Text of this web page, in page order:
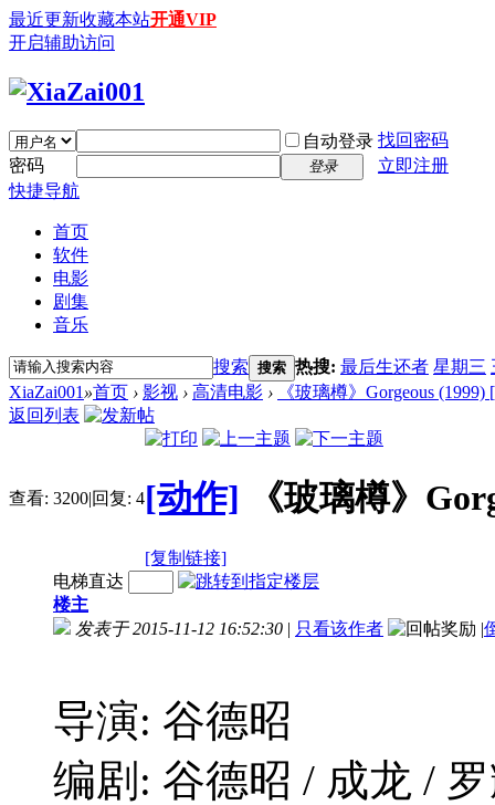
最近更新收藏本站开通VIP
开启辅助访问
自动登录 找回密码
密码
登录
立即注册
快捷导航
首页
软件
电影
剧集
音乐
搜索 搜索 热搜: 最后生还者 星期三
XiaZai001 »首页 › 影视 › 高清电影 ›
《玻璃樽》Gorgeous
返回列表
查看: 3200|回复: 4[动作] 《玻璃樽》
[复制链接]
电梯直达
楼主
发表于 2015-11-12 16:52:30 | 只看该作者 |
导演: 谷德昭
编剧: 谷德昭 / 成龙 /